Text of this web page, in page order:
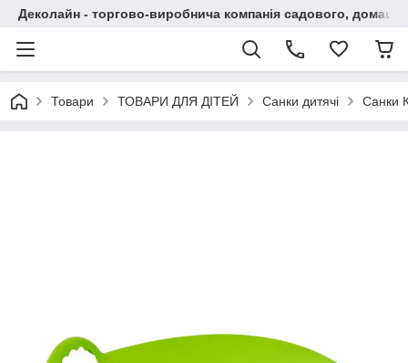
Деколайн - торгово-виробнича компанія садового,
Товари ТОВАРИ ДЛЯ ДІТЕЙ Санки дитячі Санки